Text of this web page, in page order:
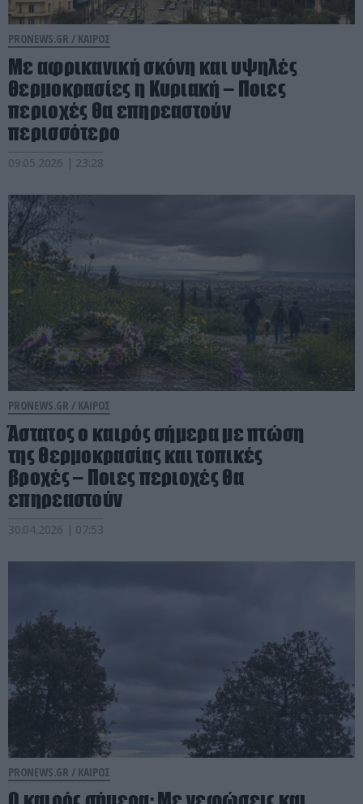
PRONEWS.GR / ΚΑΙΡΟΣ
Με αφρικανική σκόνη και υψηλές
θερμοκρασίες η Κυριακή – Ποιες
περιοχές θα επηρεαστούν
περισσότερο
09.05.2026 | 23:28
PRONEWS.GR / ΚΑΙΡΟΣ
Άστατος ο καιρός σήμερα με πτώση
της θερμοκρασίας και τοπικές
βροχές – Ποιες περιοχές θα
επηρεαστούν
30.04.2026 | 07:53
PRONEWS.GR / ΚΑΙΡΟΣ